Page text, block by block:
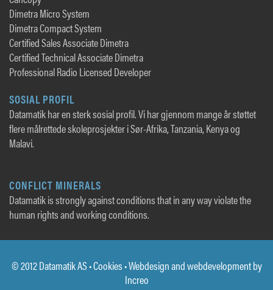
Dimetra Micro System
Dimetra Compact System
Certified Sales Associate Dimetra
Certified Technical Associate Dimetra
Professional Radio Licensed Developer
SOSIAL PROFIL
Datamatik har en sterk sosial profil. Vi har gjennom mange år støttet
flere målrettede skoleprosjekter i Sør-Afrika, Tanzania, Kenya og
Malavi.
CONFLICT MINERALS
Datamatik is strongly against conditions that in any way violate the
human rights and working conditions.
© 2012 Datamatik AS •Cookies • Webdesign and webdevelopment by
Increo